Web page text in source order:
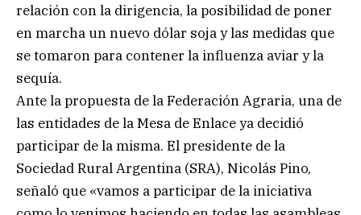
relación con la dirigencia, la posibilidad de poner
en marcha un nuevo dólar soja y las medidas que
se tomaron para contener la influenza aviar y la
sequía.
Ante la propuesta de la Federación Agraria, una de
las entidades de la Mesa de Enlace ya decidió
participar de la misma. El presidente de la
Sociedad Rural Argentina (SRA), Nicolás Pino,
señaló que «vamos a participar de la iniciativa